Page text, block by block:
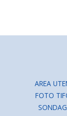
AREA
FOTO